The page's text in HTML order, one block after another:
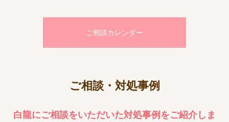
ご相談カレンダー
ご相談・対処事例
白龍にご相談をいただいた対処事例をご紹介しま